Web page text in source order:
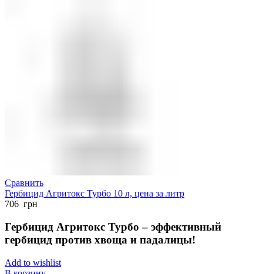
Сравнить
Гербицид Агритокс Турбо 10 л, цена за литр
706 грн
Гербицид Агритокс Турбо – эффективный
гербицид против хвоща и падалицы!
Add to wishlist